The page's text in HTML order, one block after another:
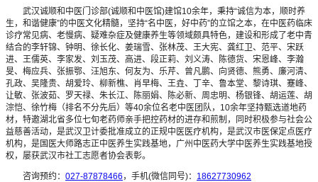
武汉诚顺和中医门诊部(诚顺和中医馆)建馆10余年，秉持“诚信为本，顺时养
生，和谐健康”的中医文化精髓，坚持“名中医，好中药”的立馆之本，在中医药临床
诊疗常见病、老慢病、疑难杂症及健康养生等领域颇具特色，建设和形成了老中青
结合的李轩锦、钟明、徐长化、姜瑞雪、张林茂、王大宪、龚红卫、范平、宋跃
进、王儒英、李家发、刘玉茂、高进、段正莉、刘义涛、陈德货、宋恩峰、李瀚
旻、梅应兵、张振鄂、汪旭东、何友为、乐芹、曾凡鹏、向贤德、熊勇、廉河清、
孔政、吴隆贵、胡爱玲、柳新樵、肖早梅、王垚、丁辛、鲁本堂、黎诗琪、蹇峰、
让敏、张波茹、罗天禄、朱长江、陈丽娟、陈必新、周忠明、杨银锋、胡运莲、胡
淙恺、徐竹梅（排名不分先后）等40余位名老中医团队，10余年坚持甄选道地药
材，特邀湖北省多位七旬老药师亲手把控药材的进存和煎制，同时积极参与社会公
益慈善活动，是武汉卫计委批准成立的正规中医医疗机构，是武汉市医保定点医疗
机构，是国医大师路志正中医养生实践基地，广州中医药大学中医养生实践基地授
权，屡获武汉市社工志愿者协会表彰。
咨询预约： 027-87878466 ，手机(微信同号)： 18627730962